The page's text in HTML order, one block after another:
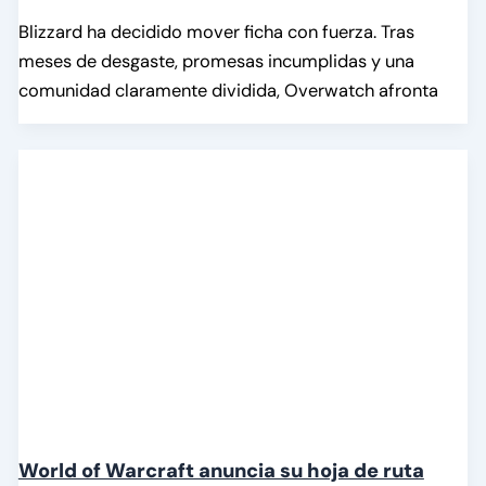
Blizzard ha decidido mover ficha con fuerza. Tras
meses de desgaste, promesas incumplidas y una
comunidad claramente dividida, Overwatch afronta
World of Warcraft anuncia su hoja de ruta